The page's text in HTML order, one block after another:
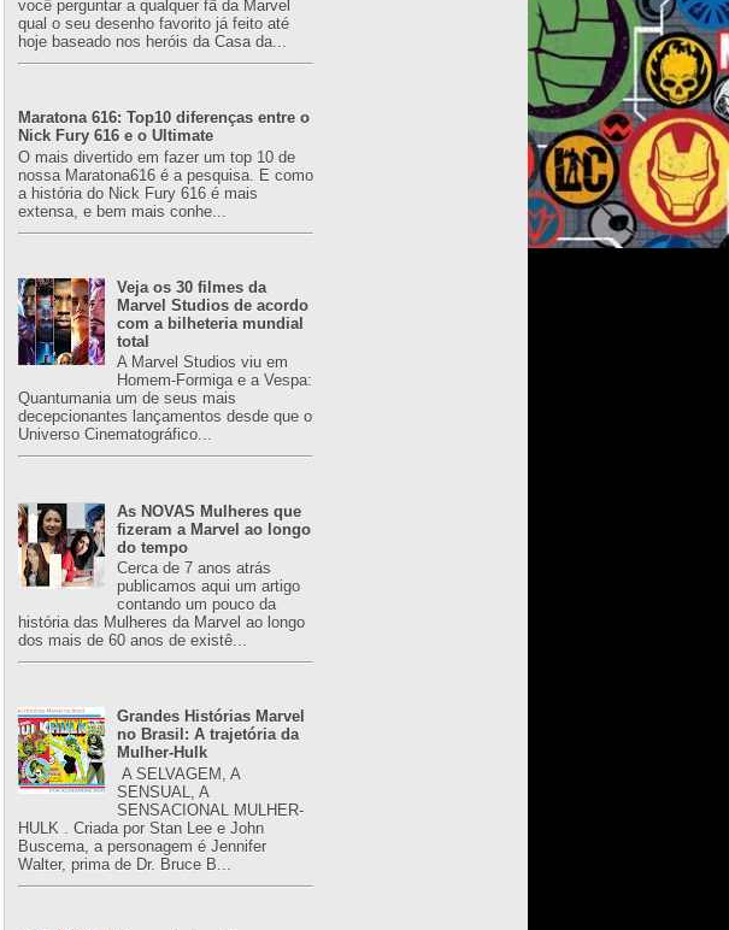
você perguntar a qualquer fã da Marvel
qual o seu desenho favorito já feito até
hoje baseado nos heróis da Casa da...
Maratona 616: Top10 diferenças entre o
Nick Fury 616 e o Ultimate
O mais divertido em fazer um top 10 de
nossa Maratona616 é a pesquisa. E como
a história do Nick Fury 616 é mais
extensa, e bem mais conhe...
Veja os 30 filmes da
Marvel Studios de acordo
com a bilheteria mundial
total
A Marvel Studios viu em
Homem-Formiga e a Vespa:
Quantumania um de seus mais
decepcionantes lançamentos desde que o
Universo Cinematográfico...
As NOVAS Mulheres que
fizeram a Marvel ao longo
do tempo
Cerca de 7 anos atrás
publicamos aqui um artigo
contando um pouco da
história das Mulheres da Marvel ao longo
dos mais de 60 anos de existê...
Grandes Histórias Marvel
no Brasil: A trajetória da
Mulher-Hulk
A SELVAGEM, A
SENSUAL, A
SENSACIONAL MULHER-
HULK . Criada por Stan Lee e John
Buscema, a personagem é Jennifer
Walter, prima de Dr. Bruce B...